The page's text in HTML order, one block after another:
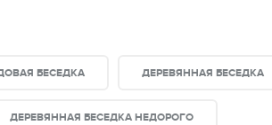
БЕСЕДКА ДЕРЕВЯННАЯ БЕСЕДКА
ДЕРЕВЯННАЯ БЕСЕДКА НЕДОРОГО